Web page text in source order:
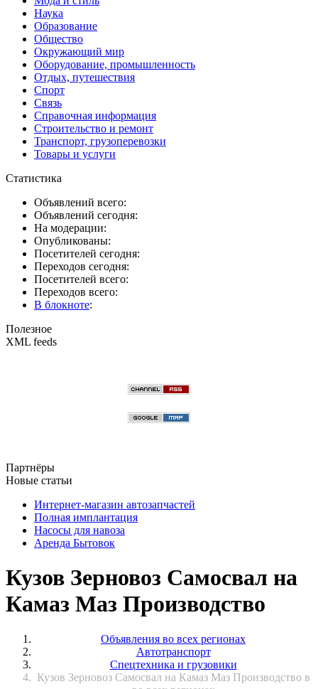
Наука
Образование
Общество
Окружающий мир
Оборудование, промышленность
Отдых, путешествия
Спорт
Связь
Справочная информация
Строительство и ремонт
Транспорт, грузоперевозки
Товары и услуги
Статистика
Объявлений всего:
Объявлений сегодня:
На модерации:
Опубликованы:
Посетителей сегодня:
Переходов сегодня:
Посетителей всего:
Переходов всего:
В блокноте:
Полезное
XML feeds
Партнёры
Новые статьи
Интернет-магазин автозапчастей
Полная имплантация
Насосы для навоза
Аренда Бытовок
Кузов Зерновоз Самосвал на
Камаз Маз Производство
Объявления во всех регионах
Автотранспорт
Спецтехника и грузовики
Кузов Зерновоз Самосвал на Камаз Маз Производство в